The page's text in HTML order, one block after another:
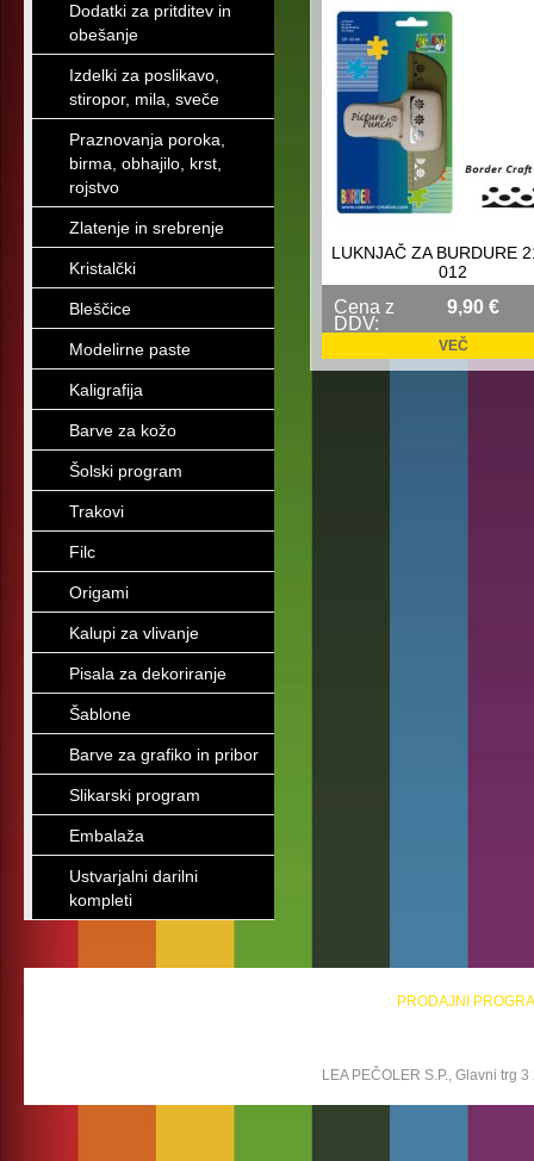
Dodatki za pritditev in
obešanje
Izdelki za poslikavo,
stiropor, mila, sveče
Praznovanja poroka,
birma, obhajilo, krst,
rojstvo
Zlatenje in srebrenje
Kristalčki
Bleščice
Modelirne paste
Kaligrafija
Barve za kožo
Šolski program
Trakovi
Filc
Origami
Kalupi za vlivanje
Pisala za dekoriranje
Šablone
Barve za grafiko in pribor
Slikarski program
Embalaža
Ustvarjalni darilni
kompleti
LUKNJAČ ZA BURDURE
012
Cena z
DDV:
9,90 €
VEČ
PRODAJNI
LEA PEČOLER S.P., Glavni trg